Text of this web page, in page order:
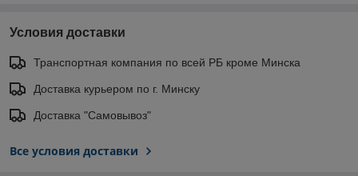
Условия доставки
Транспортная компания по всей РБ кроме Минска
Доставка курьером по г. Минску
Доставка "Самовывоз"
Все условия доставки